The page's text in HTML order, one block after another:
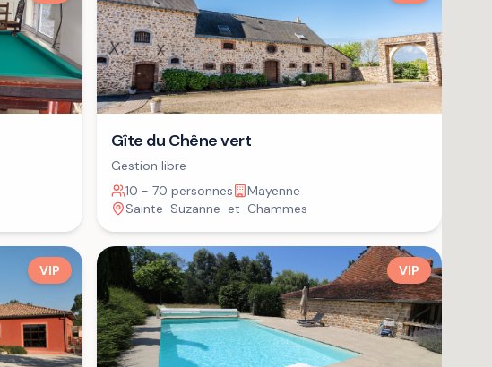
Gîte du Chêne vert
Gestion libre
10 - 70 personnes
Mayenne
Sainte-Suzanne-et-Chammes
VIP VIP